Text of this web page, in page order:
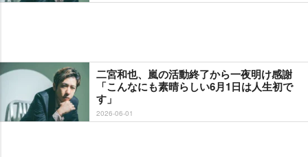
二宮和也、嵐の活動終了から一夜明け感謝
「こんなにも素晴らしい6月1日は人生初で
す」
2026-06-01